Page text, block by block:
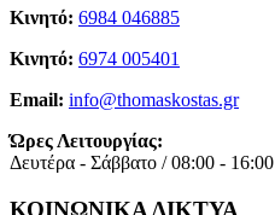
Κινητό: 6984 046885
Κινητό: 6974 005401
Email: info@thomaskostas.gr
Ώρες Λειτουργίας:
Δευτέρα - Σάββατο / 08:00 - 16:00
ΚΟΙΝΩΝΙΚΑ ΔΙΚΤΥΑ